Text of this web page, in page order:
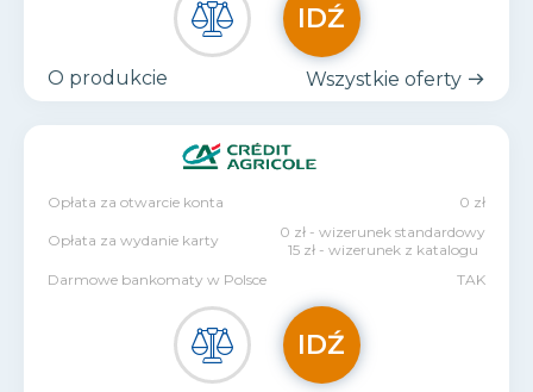
IDŹ
O produkcie Wszystkie oferty
Opłata za otwarcie konta 0 zł
Opłata za wydanie karty
0 zł - wizerunek standardowy
15 zł - wizerunek z katalogu
Darmowe bankomaty w Polsce
TAK
IDŹ